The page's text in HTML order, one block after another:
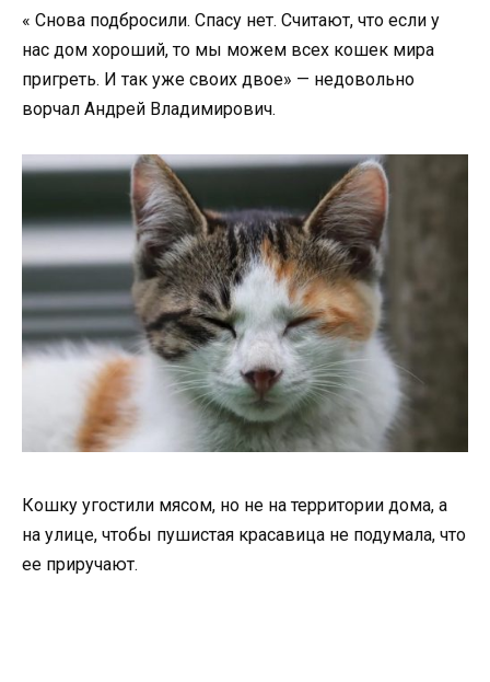
« Снова подбросили. Спасу нет. Считают, что если у
нас дом хороший, то мы можем всех кошек мира
пригреть. И так уже своих двое» — недовольно
ворчал Андрей Владимирович.
Кошку угостили мясом, но не на территории дома, а
на улице, чтобы пушистая красавица не подумала, что
ее приручают.